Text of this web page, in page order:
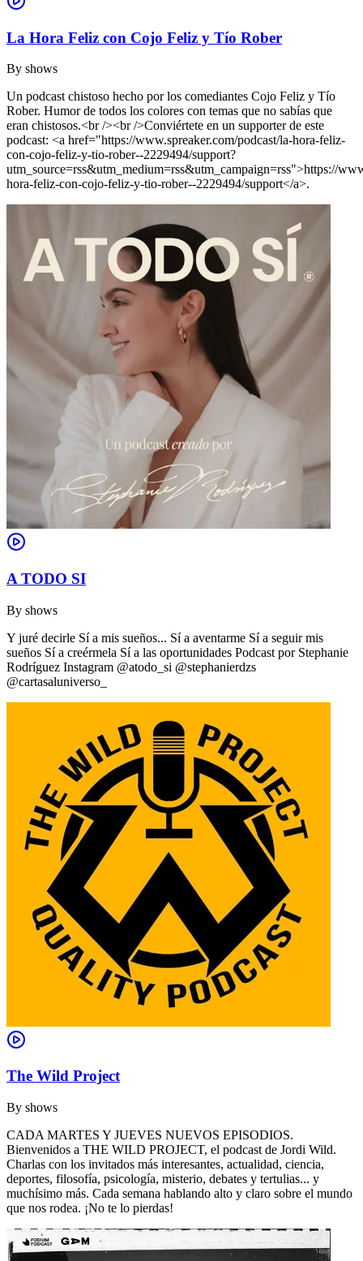
La Hora Feliz con Cojo Feliz y Tío Rober
By shows
Un podcast chistoso hecho por los comediantes Cojo Feliz y Tío
Rober. Humor de todos los colores con temas que no sabías que
eran chistosos.<br /><br />Conviértete en un supporter de este
podcast: <a href="https://www.spreaker.com/podcast/la-hora-feliz-
con-cojo-feliz-y-tio-rober--2229494/support?
utm_source=rss&utm_medium=rss&utm_campaign=rss">https://
hora-feliz-con-cojo-feliz-y-tio-rober--2229494/support</a>.
A TODO SI
By shows
Y juré decirle Sí a mis sueños... Sí a aventarme Sí a seguir mis
sueños Sí a creérmela Sí a las oportunidades Podcast por Stephanie
Rodríguez Instagram @atodo_si @stephanierdzs
@cartasaluniverso_
The Wild Project
By shows
CADA MARTES Y JUEVES NUEVOS EPISODIOS.
Bienvenidos a THE WILD PROJECT, el podcast de Jordi Wild.
Charlas con los invitados más interesantes, actualidad, ciencia,
deportes, filosofía, psicología, misterio, debates y tertulias... y
muchísimo más. Cada semana hablando alto y claro sobre el mundo
que nos rodea. ¡No te lo pierdas!